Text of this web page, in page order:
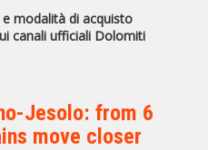
modalità di acquisto
canali ufficiali Dolomiti
Jesolo: from 6
move closer